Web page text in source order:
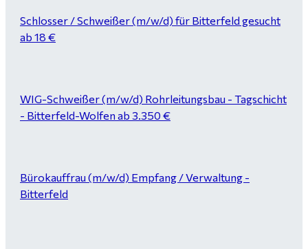
Schlosser / Schweißer (m/w/d) für Bitterfeld gesucht
ab 18 €
WIG-Schweißer (m/w/d) Rohrleitungsbau - Tagschicht
- Bitterfeld-Wolfen ab 3.350 €
Bürokauffrau (m/w/d) Empfang / Verwaltung -
Bitterfeld